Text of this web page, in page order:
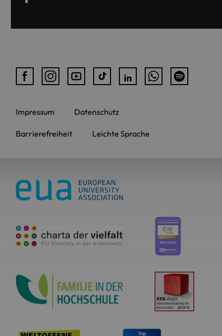
Impressum Datenschutz
Barrierefreiheit Leichte Sprache